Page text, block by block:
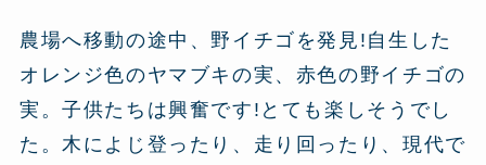
農場へ移動の途中、野イチゴを発見!自生した
オレンジ色のヤマブキの実、赤色の野イチゴの
実。子供たちは興奮です!とても楽しそうでし
た。木によじ登ったり、走り回ったり、現代で